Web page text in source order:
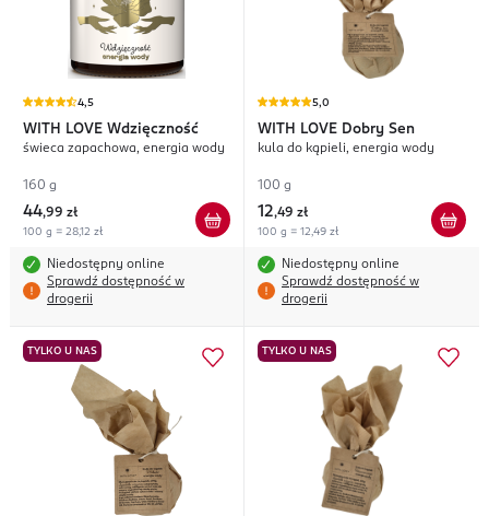
4,5
WITH LOVE Wdzięczność
świeca zapachowa, energia wody
160 g
44,99 zł
100 g = 28,12 zł
Niedostępny online
Sprawdź dostępność w
drogerii
5,0
WITH LOVE Dobry Sen
kula do kąpieli, energia wody
100 g
12,49 zł
100 g = 12,49 zł
Niedostępny online
Sprawdź dostępność w
drogerii
TYLKO U NAS TYLKO U NAS